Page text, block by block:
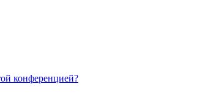
конференцией?